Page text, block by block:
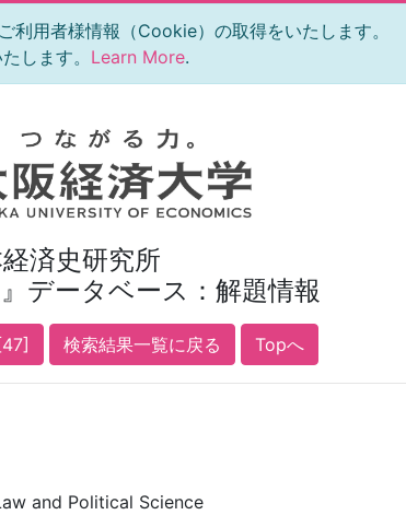
用者様情報（Cookie）の取得をいたします。
します。 Learn More.
済史研究所
』データベース：解題情報
検索結果一覧に戻る Topへ
and Political Science